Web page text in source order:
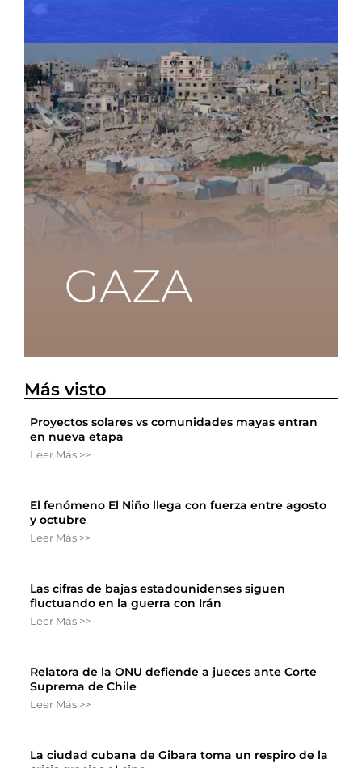
Más visto
Proyectos solares vs comunidades mayas entran
en nueva etapa
Leer Más >>
El fenómeno El Niño llega con fuerza entre agosto
y octubre
Leer Más >>
Las cifras de bajas estadounidenses siguen
fluctuando en la guerra con Irán
Leer Más >>
Relatora de la ONU defiende a jueces ante Corte
Suprema de Chile
Leer Más >>
La ciudad cubana de Gibara toma un respiro de la